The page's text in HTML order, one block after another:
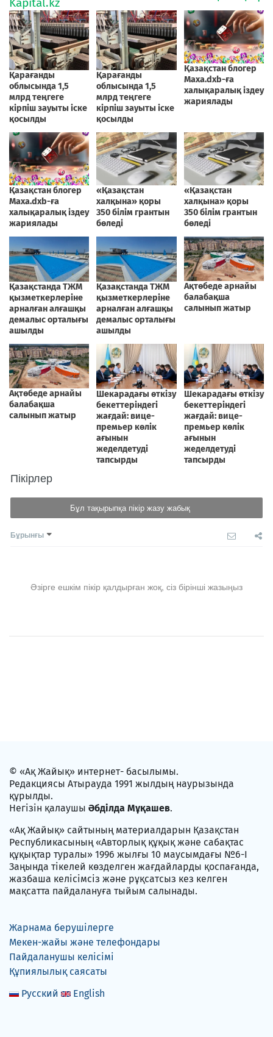
Пікірлер
Бұл тақырыпқа пікір жазу жабық
Бұрынғы
Әзірге ешкім пікір қалдырған жоқ, сіз бірінші жазыңыз
© «Ақ Жайық» интернет- басылымы.
Редакциясы Атырауда 1991 жылдың наурызында
құрылды.
Негізін қалаушы Әбділда Мұқашев.
«Ақ Жайық» сайтының материалдарын Қазақстан
Республикасының «Авторлық құқық және сабақтас
құқықтар туралы» 1996 жылғы 10 маусымдағы №6-I
Заңында тікелей көзделген жағдайларды қоспағанда,
жазбаша келісімсіз және рұқсатсыз кез келген
мақсатта пайдалануға тыйым салынады.
Жарнама берушілерге
Мекен-жайы және телефондары
Пайдаланушы келісімі
Құпиялылық саясаты
Русский
English